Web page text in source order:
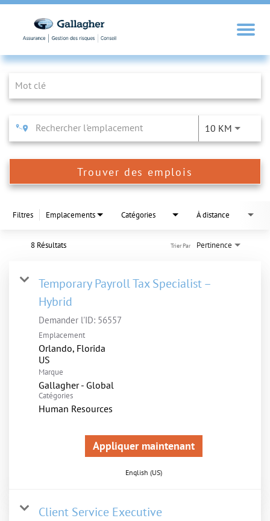
Job Search Page
10 KM
Trouver des emplois
Filtres Emplacements Catégories À distance
8 Résultats Pertinence
Trier Par
Temporary Payroll Tax Specialist –
Hybrid
Demander l'ID: 56557
Emplacement
Orlando, Florida
Marque
Gallagher - Global
Catégories
Human Resources
Appliquer maintenant
English (US)
Client Service Executive